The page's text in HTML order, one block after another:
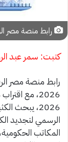
رابط منصة مصر
كتبت: سمر عبد
رابط منصة مصر
2026، مع
2026، يبحث
الرسمي لتجديد
المكاتب